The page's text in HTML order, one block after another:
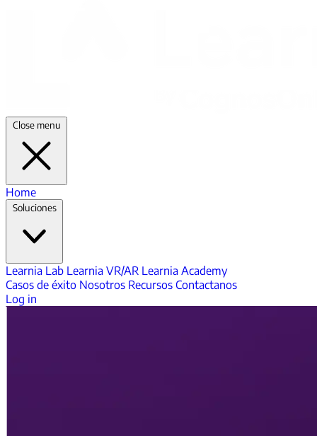
Close menu
Home
Soluciones
Learnia Lab Learnia VR/AR Learnia Academy
Casos de éxito Nosotros Recursos Contactanos
Log in